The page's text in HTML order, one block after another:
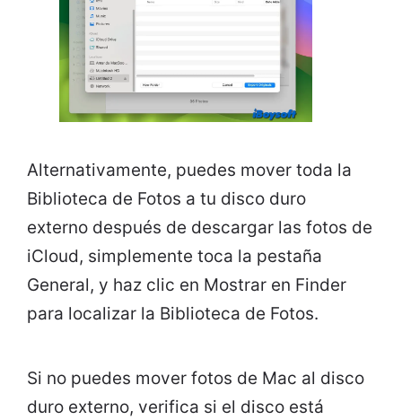
Alternativamente, puedes mover toda la
Biblioteca de Fotos a tu disco duro
externo después de descargar las fotos de
iCloud, simplemente toca la pestaña
General, y haz clic en Mostrar en Finder
para localizar la Biblioteca de Fotos.
Si no puedes mover fotos de Mac al disco
duro externo, verifica si el disco está